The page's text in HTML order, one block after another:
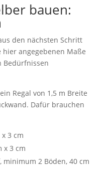
bauen:
den nächsten Schritt
angegebenen Maße
Bedürfnissen
Regal von 1,5 m Breite
Dafür brauchen
3 cm
x 3 cm
minimum 2 Böden, 40 cm